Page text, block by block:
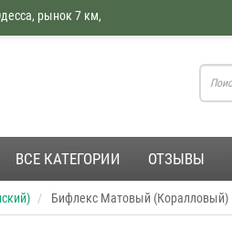
рынок 7 км,
ВСЕ КАТЕГОРИИ ОТЗЫВЫ
Бифлекс Матовый (Коралловый)